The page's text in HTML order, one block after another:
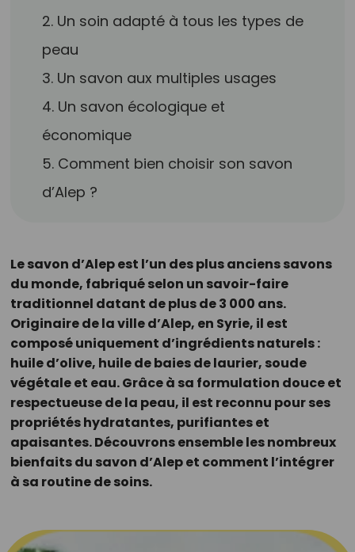
2. Un soin adapté à tous les types de
peau
3. Un savon aux multiples usages
4. Un savon écologique et
économique
5. Comment bien choisir son savon
d’Alep ?
Le savon d’Alep est l’un des plus anciens savons
du monde, fabriqué selon un savoir-faire
traditionnel datant de plus de 3 000 ans.
Originaire de la ville d’Alep, en Syrie, il est
composé uniquement d’ingrédients naturels :
huile d’olive, huile de baies de laurier, soude
végétale et eau. Grâce à sa formulation douce et
respectueuse de la peau, il est reconnu pour ses
propriétés hydratantes, purifiantes et
apaisantes. Découvrons ensemble les nombreux
bienfaits du savon d’Alep et comment l’intégrer
à sa routine de soins.